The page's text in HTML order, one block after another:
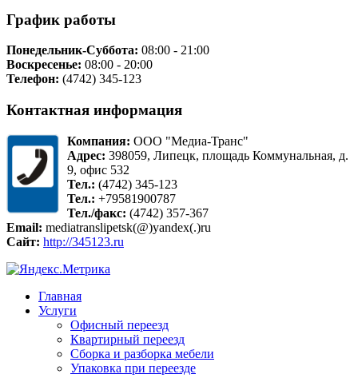
График работы
Понедельник-Суббота: 08:00 - 21:00
Воскресенье: 08:00 - 20:00
Телефон: (4742) 345-123
Контактная информация
Компания: ООО "Медиа-Транс"
Адрес: 398059, Липецк, площадь Коммунальная, д.
9, офис 532
Тел.: (4742) 345-123
Тел.: +79581900787
Тел./факс: (4742) 357-367
Email: mediatranslipetsk(@)yandex(.)ru
Сайт: http://345123.ru
Главная
Услуги
Офисный переезд
Квартирный переезд
Сборка и разборка мебели
Упаковка при переезде